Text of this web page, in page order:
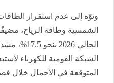
ونوّه إلى عدم استقرار
الشمسية وطاقة الرياح،
الحالي
الشبكة القومية للكهرباء
المتوقعة في الأحمال خلال